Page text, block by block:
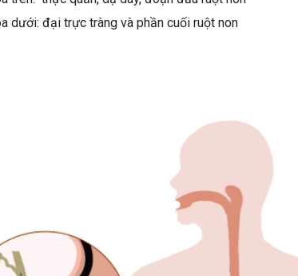
dưới: đại trực tràng và phần cuối ruột non